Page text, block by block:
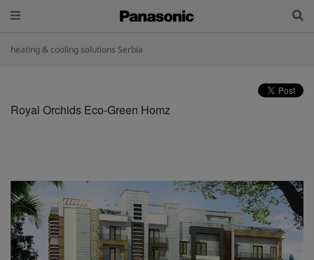
heating & cooling solutions Serbia
Royal Orchids Eco-Green Homz